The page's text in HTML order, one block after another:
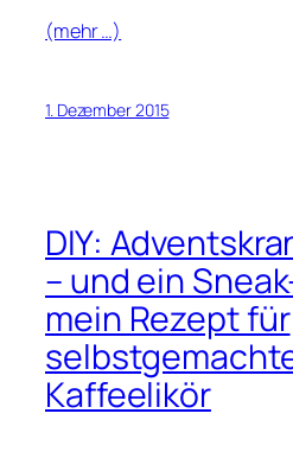
(mehr …)
1. Dezember 2015
DIY:
– und ein
mein Rezept für
Kaffeelikör